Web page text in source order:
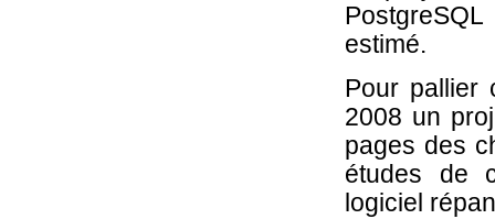
estimé.
Pour pallier
2008 un
pages des
études de
logiciel